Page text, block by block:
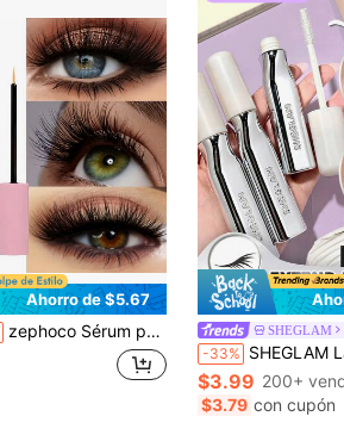
Ahorro de $5.67
zephoco Sérum para alargar y rizar las pestañas: nutre la raíz de las pestañas, las hidrata y suaviza. Su fórmula suave y no irritante proporciona una hidratación duradera. Perfecto para el cuidado diario y ocasiones especiales. Regalo ideal para ella. SHEGLAM
-33% SHEGLAM Lashlighter Extend Prebase Enriquecedora para
$3.99 200+
$3.79 con cupón